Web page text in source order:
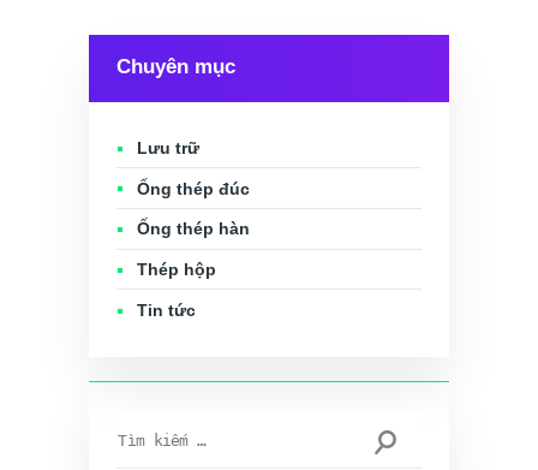
Chuyên mục
Lưu trữ
Ống thép đúc
Ống thép hàn
Thép hộp
Tin tức
kiếm